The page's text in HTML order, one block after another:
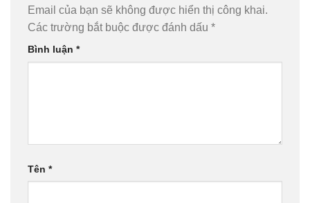
Email của bạn sẽ không được hiển thị công khai.
Các trường bắt buộc được đánh dấu *
Bình luận *
Tên *